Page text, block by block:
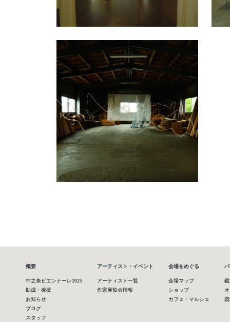
概要
中之条ビエンナーレ2025
助成・後援
お知らせ
ブログ
スタッフ
アーティスト・イベント
アーティスト一覧
作家展覧会情報
会場をめぐる
会場マップ
ショップ
カフェ・マルシェ